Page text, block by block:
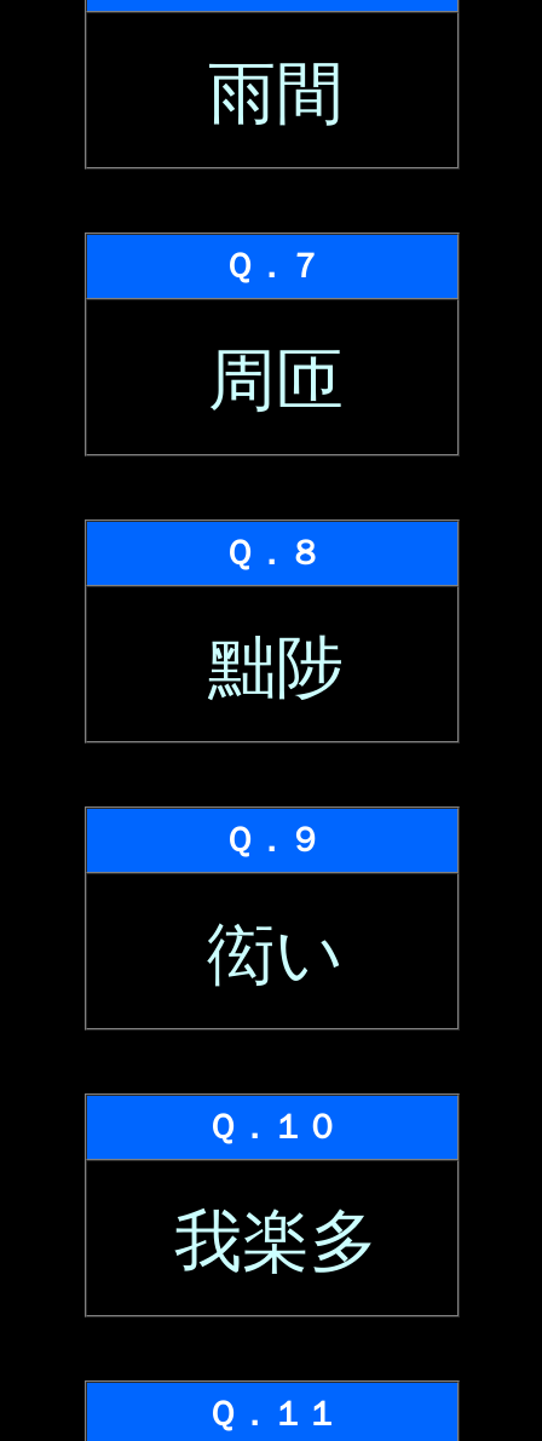
雨間
Ｑ．７
周匝
Ｑ．８
黜陟
Ｑ．９
衒い
Ｑ．１０
我楽多
Ｑ．１１